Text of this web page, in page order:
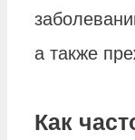
а также
Как